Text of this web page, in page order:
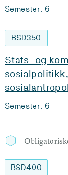
Semester: 6
BSD350
Stats- og
Semester: 6
BSD400